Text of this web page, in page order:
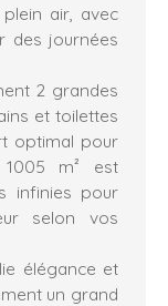
air, avec
des journées
2 grandes
et toilettes
optimal pour
m² est
infinies pour
selon vos
élégance et
un grand